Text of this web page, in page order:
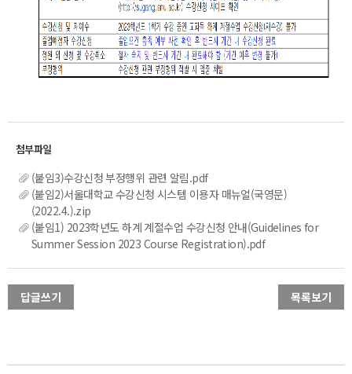
(붙임3)수강신청 부정행위 관련 알림.pdf
(붙임2)서울대학교 수강신청 시스템 이용자 매뉴얼(국영문)
(2022.4.).zip
(붙임1) 2023학년도 하계 계절수업 수강신청 안내(Guidelines for
Summer Session 2023 Course Registration).pdf
답글쓰기 목록보기